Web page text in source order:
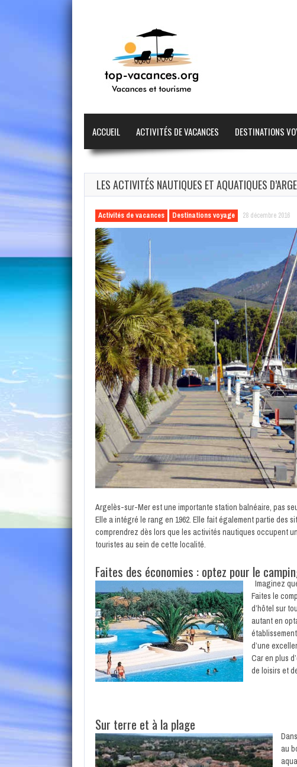
ACCUEIL ACTIVITÉS DE VACANCES DESTINATIONS
LES ACTIVITÉS NAUTIQUES ET AQUATIQUES
Activités de vacances Destinations voyage 28 décembre 2016
Argelès-sur-Mer est une importante station balnéaire, pas
Elle a intégré le rang en 1962. Elle fait également partie des
comprendrez dès lors que les activités nautiques occupent
touristes au sein de cette localité.
Faites des économies : optez pour le
Imaginez
Faites le
d’hôtel sur
autant en
d’une
Car en plus
de loisirs et
Sur terre et à la plage
au